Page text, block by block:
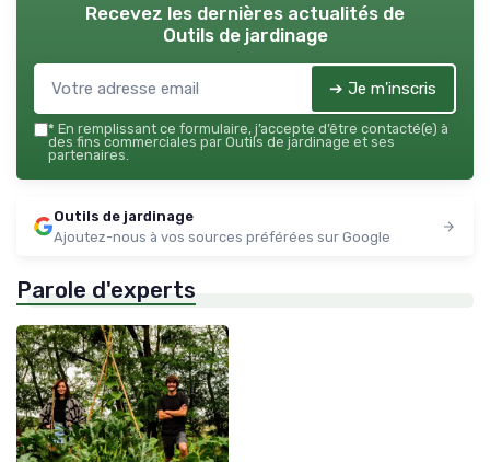
Recevez les dernières actualités de
Outils de jardinage
➔ Je m'inscris
* En remplissant ce formulaire, j’accepte d’être contacté(e) à
des fins commerciales par Outils de jardinage et ses
partenaires.
Outils de jardinage
Ajoutez-nous à vos sources préférées sur Google
Parole d'experts